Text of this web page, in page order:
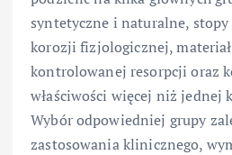
syntetyczne i naturalne,
korozji fizjologicznej,
kontrolowanej resorpcji oraz
właściwości więcej niż jednej
Wybór odpowiedniej grupy
zastosowania klinicznego,